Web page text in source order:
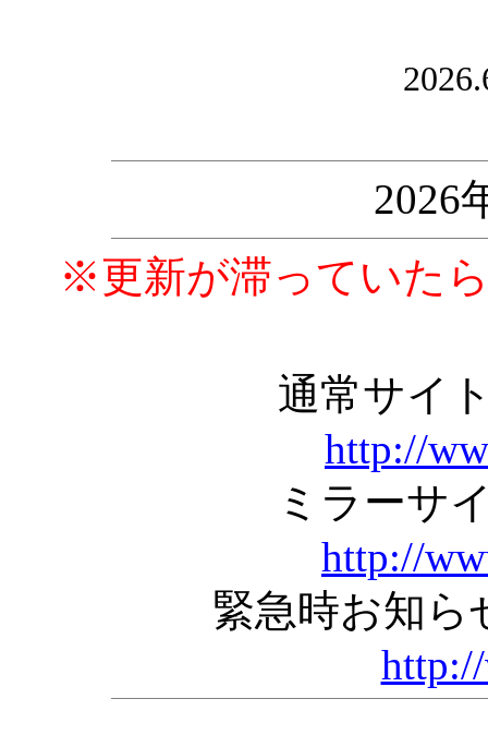
2026
※更新が滞っていた
通常サイ
http://
ミラーサ
http://
緊急時お知ら